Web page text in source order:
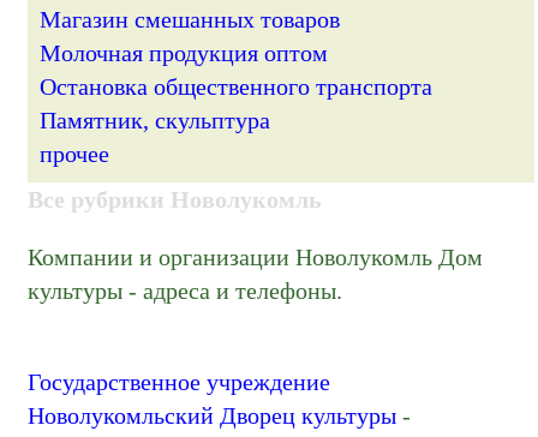
Магазин смешанных товаров
Молочная продукция оптом
Остановка общественного транспорта
Памятник, скульптура
прочее
Все рубрики Новолукомль
Компании и организации Новолукомль Дом
культуры - адреса и телефоны.
Государственное учреждение
Новолукомльский Дворец культуры -